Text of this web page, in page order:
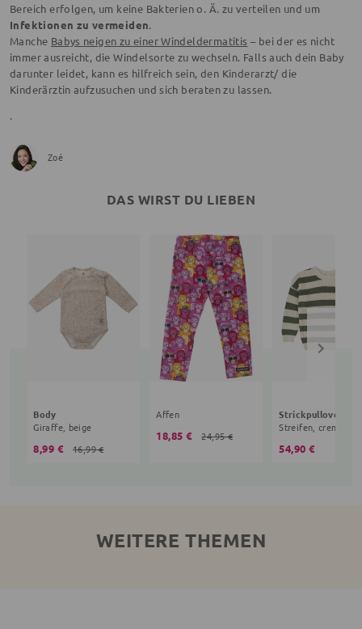
Bereich erfolgen, um keine Bakterien o. Ä. zu verteilen und um
Infektionen zu vermeiden.
Manche Babys neigen zu einer Windeldermatitis – bei der es nicht
immer ausreicht, die Windelsorte zu wechseln. Falls auch dein Baby
darunter leidet, kann es hilfreich sein, den Kinderarzt/ die
Kinderärztin aufzusuchen und sich beraten zu lassen.
.
Zoé
DAS WIRST DU LIEBEN
Body
Giraffe, beige
8,99 € 16,99 €
Affen
18,85 € 24,95 €
Strickpullover
Streifen, creme
54,90 €
WEITERE THEMEN